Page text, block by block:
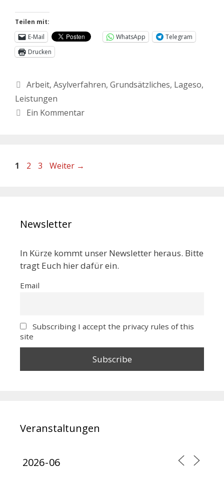
Teilen mit:
E-Mail
WhatsApp
Telegram
Drucken
Arbeit, Asylverfahren, Grundsätzliches, Lageso,
Leistungen
Ein Kommentar
1 2 3 Weiter →
Newsletter
In Kürze kommt unser Newsletter heraus. Bitte
tragt Euch hier dafür ein.
Email
Subscribing I accept the privacy rules of this
site
Veranstaltungen